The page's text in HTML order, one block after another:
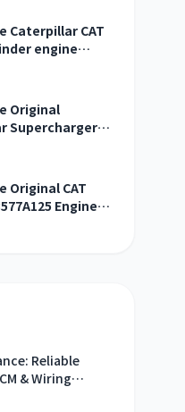
上柴
Caterpillar CAT
engine
fuel system
Original
Supercharger
Original CAT
Engine
Service
Reliable
& Wiring